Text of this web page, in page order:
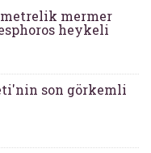
metrelik mermer
heykeli
son görkemli